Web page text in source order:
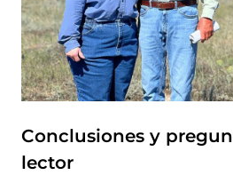
Conclusiones y
lector